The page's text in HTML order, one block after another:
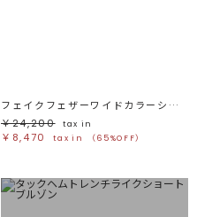
フェイクフェザーワイドカラーショートコート
￥24,200
tax in
￥8,470 tax in （65%OFF）